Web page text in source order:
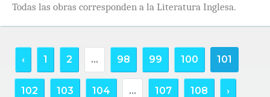
Todas las obras corresponden a la Literatura Inglesa.
‹ 1 2 ... 98 99 100 101
102 103 104 ... 107 108 ›